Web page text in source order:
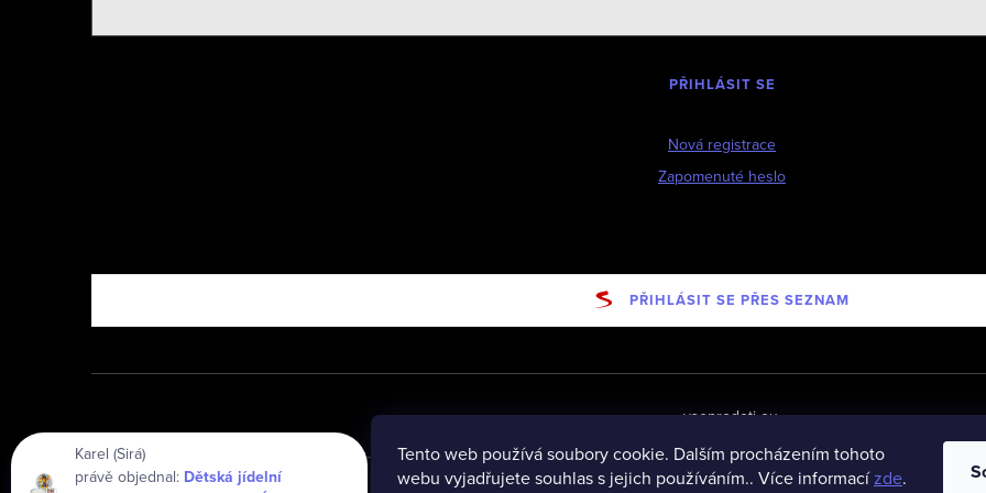
Tento web používá soubory cookie. Dalším procházením tohoto
webu vyjadřujete souhlas s jejich používáním.. Více informacízde.
PŘIHLÁSIT SE
Nová registrace
Zapomenuté heslo
PŘIHLÁSIT SE PŘES SEZNAM
vseprodeti-eu
Karel (Sirá)
právě objednal: Dětská jídelní